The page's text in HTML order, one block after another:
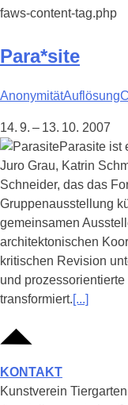
faws-content-tag.php
Para*site
AnonymitätAuflösung
14. 9. – 13. 10. 2007
Parasite ist
Juro Grau, Katrin
Schneider, das das
Gruppenausstellung
gemeinsamen
architektonischen
kritischen Revision
und
transformiert.[...]
KONTAKT
Kunstverein Tiergarten